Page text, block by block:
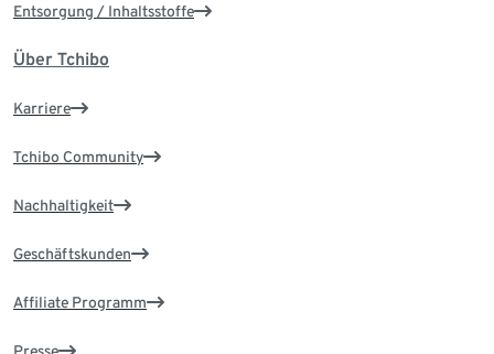
Entsorgung / Inhaltsstoffe
Über Tchibo
Karriere
Tchibo Community
Nachhaltigkeit
Geschäftskunden
Affiliate Programm